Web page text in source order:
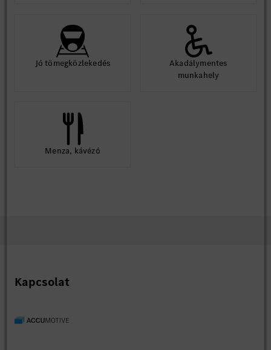
Fremdfirmen.
Bereitschaft zur Schichtarbeit und Rufbereitschaft
(sofern betrieblich erforderlich).
Jó tömegközlekedés
Akadálymentes
munkahely
Menza, kávézó
Kapcsolat